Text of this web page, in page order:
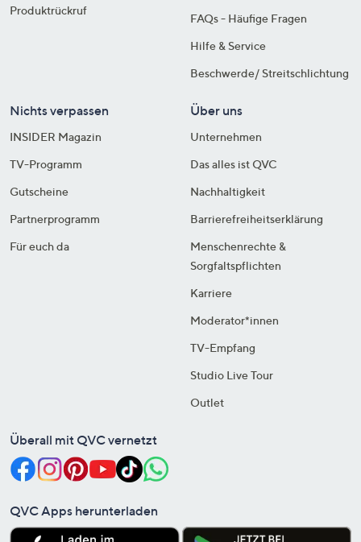
Produktrückruf
FAQs - Häufige Fragen
Hilfe & Service
Beschwerde/ Streitschlichtung
Nichts verpassen
INSIDER Magazin
TV-Programm
Gutscheine
Partnerprogramm
Für euch da
Über uns
Unternehmen
Das alles ist QVC
Nachhaltigkeit
Barrierefreiheitserklärung
Menschenrechte &
Sorgfaltspflichten
Karriere
Moderator*innen
TV-Empfang
Studio Live Tour
Outlet
Überall mit QVC vernetzt
QVC Apps herunterladen